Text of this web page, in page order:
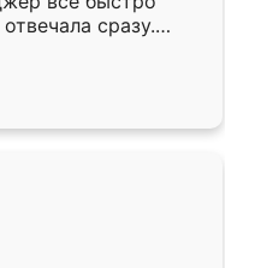
сразу.
подошёл к
Собрали
аккуратно, даже